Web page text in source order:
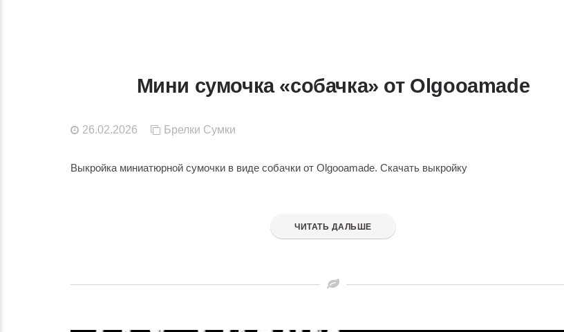
Мини сумочка «собачка» от Olgooamade
26.02.2026 Брелки Сумки
Выкройка миниатюрной сумочки в виде собачки от Olgooamade. Скачать выкройку
ЧИТАТЬ ДАЛЬШЕ